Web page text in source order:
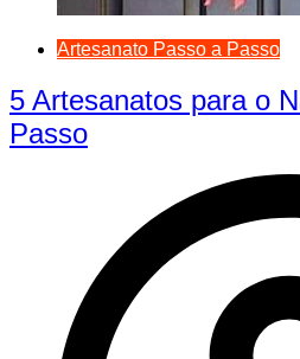
Artesanato Passo a Passo
5 Artesanatos para o
Passo